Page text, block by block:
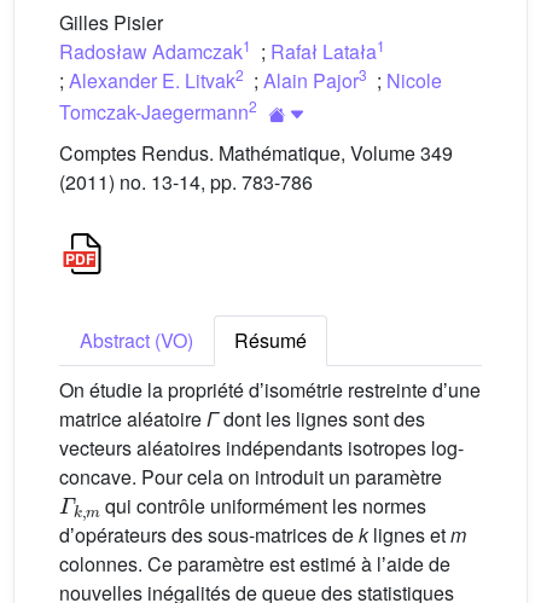
Gilles Pisier
Radosław Adamczak1 ; Rafał Latała1
; Alexander E. Litvak2 ; Alain Pajor3 ; Nicole
Tomczak-Jaegermann2
Comptes Rendus. Mathématique, Volume 349
(2011) no. 13-14, pp. 783-786
Abstract (VO)
Résumé
On étudie la propriété dʼisométrie restreinte dʼune
matrice aléatoireΓdont les lignes sont des
vecteurs aléatoires indépendants isotropes log-
concave. Pour cela on introduit un paramètre
Γk,m
qui contrôle uniformément les normes
dʼopérateurs des sous-matrices deklignes etm
colonnes. Ce paramètre est estimé à lʼaide de
nouvelles inégalités de queue des statistiques